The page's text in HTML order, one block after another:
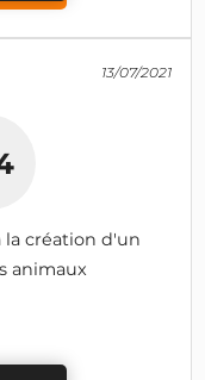
13/07/2021
la création d'un
animaux